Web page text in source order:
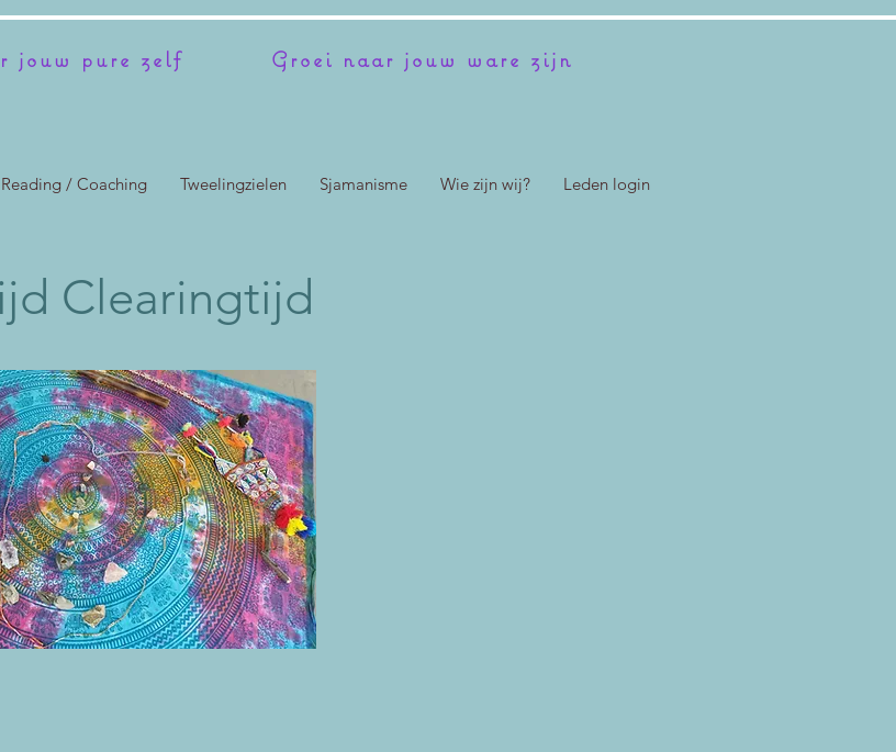
jouw pure zelf Groei naar jouw ware zijn
/ Coaching Tweelingzielen Sjamanisme Wie zijn wij? Leden login
Clearingtijd